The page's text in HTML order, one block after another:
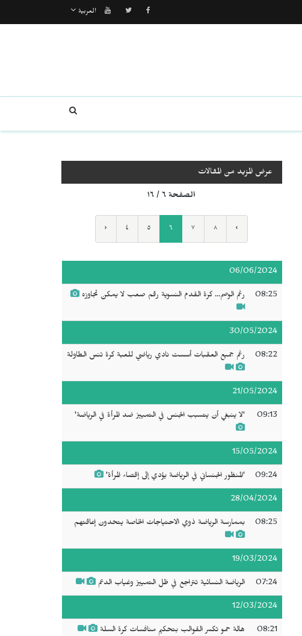
العربية
عرض المزيد من المقالات
الصفحة ٦ / ١٦
‹ ٤ ٥ ٦ ٧ ٨ ›
06/06/2024
08:25 رغم الوصم... كرة القدم النسوية رقم صعب لا يمكن تجاوزه
30/05/2024
08:22 رغم جميع العقبات أسست نادي رياضي للعبة كرة تنس الطاولة
21/05/2024
09:13 'لا ينبغي أن يتسبب الجنس في التمييز ضد المرأة في الرياضة'
15/05/2024
09:24 'المنظور الجنساني في الرياضة يؤدي إلى إقصاء المرأة'
28/04/2024
08:25 بممارسة الرياضة ذوي الاحتياجات الخاصة يتحدون إعاقتهم
19/03/2024
07:24 الرياضة النسائية تتراجع في ظل التمييز وغياب الدعم
12/03/2024
08:21 هالة حمو تكسر القوالب بتحكيم منافسات كرة السلة